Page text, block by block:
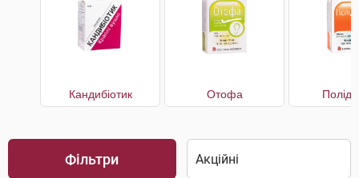
Кандибіотик Отофа
Фільтри